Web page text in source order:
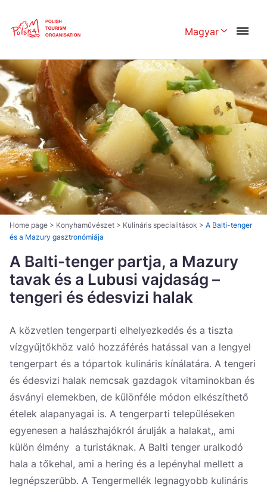
Magyar
Polski English
Česká 中国
Dansk Deutschland
Español Français
Italiano Magyar
Nederlands 日本語
Português Norsk
Україна
Zamknij
Home page > Konyhaművészet > Kulináris specialitások > A Balti-tenger
és a Mazury gasztronómiája
A Balti-tenger partja, a Mazury
tavak és a Lubusi vajdaság –
tengeri és édesvizi halak
A közvetlen tengerparti elhelyezkedés és a tiszta
vízgyűjtőkhöz való hozzáférés hatással van a lengyel
tengerpart és a tópartok kulináris kínálatára. A tengeri
és édesvizi halak nemcsak gazdagok vitaminokban és
ásványi elemekben, de különféle módon elkészíthető
ételek alapanyagai is. A tengerparti településeken
egyenesen a halászhajókról árulják a halakat,, ami
külön élmény a turistáknak. A Balti tenger uralkodó
hala a tőkehal, ami a hering és a lepényhal mellett a
legnépszerűbb. A Tengermellék legnagyobb kulináris